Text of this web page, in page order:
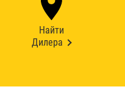
Найти
Дилера